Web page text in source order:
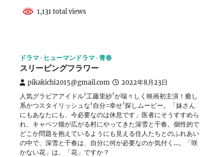
1,131 total views
ドラマ ヒューマンドラマ 青春
スリーピングフラワー
pikakichi2015@gmail.com 2022年8月23日
人気グラビアアイドル‘工藤里紗’が瑞々しく映画初主演！癒し
系かつスタイリッシュな‘自分=幸せ’探しムービー。「妹さん
にもあなたにも、今必要なのは休息です」医者にそうすすめら
れ、キャベツ畑が広がる村にやってきた深雪と千春。個性的で
どこか問題を抱えているようにも見える住人たちとのふれあい
の中で、深雪と千春は、自分に何が必要なのか気付く…。「咲
かない花」は、「花」ですか？